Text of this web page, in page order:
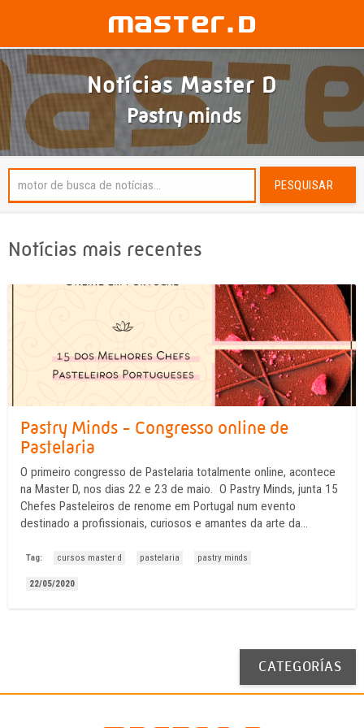
Notícias Master D
Pastry minds
PESQUISAR
Notícias mais recentes
Pastry Minds - Congresso online de
Pastelaria
O primeiro congresso de Pastelaria totalmente online, acontece
na Master D, nos dias 22 e 23 de maio. O Pastry Minds, junta 15
Chefes Pasteleiros de renome em Portugal num evento
destinado a profissionais, curiosos e amantes da arte da
Youtube da Master D onde todos os ...
Tag: cursos master d pastelaria pastry minds
22/05/2020
CATEGORÍAS